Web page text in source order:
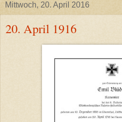
Mittwoch, 20. April 2016
20. April 1916